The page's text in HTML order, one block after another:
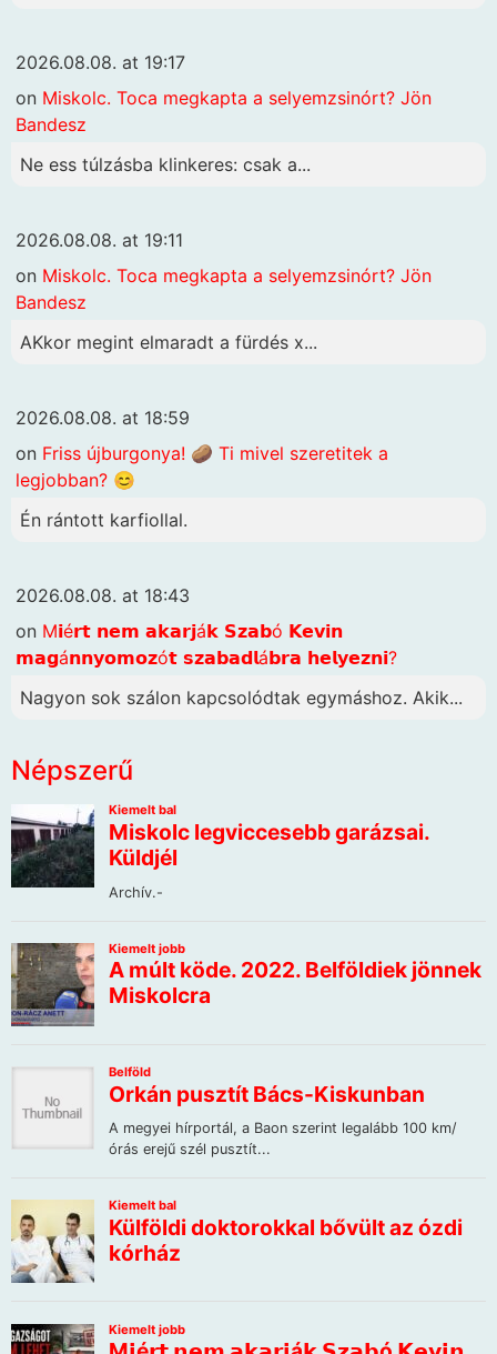
2026.08.08. at 19:17
on Miskolc. Toca megkapta a selyemzsinórt? Jön
Bandesz
Ne ess túlzásba klinkeres: csak a...
2026.08.08. at 19:11
on Miskolc. Toca megkapta a selyemzsinórt? Jön
Bandesz
AKkor megint elmaradt a fürdés x...
2026.08.08. at 18:59
on Friss újburgonya! 🥔 Ti mivel szeretitek a
legjobban? 😊
Én rántott karfiollal.
2026.08.08. at 18:43
on M𝗶é𝗿𝘁 𝗻𝗲𝗺 𝗮𝗸𝗮𝗿𝗷á𝗸 𝗦𝘇𝗮𝗯ó 𝗞𝗲𝘃𝗶𝗻
𝗺𝗮𝗴á𝗻𝗻𝘆𝗼𝗺𝗼𝘇ó𝘁 𝘀𝘇𝗮𝗯𝗮𝗱𝗹á𝗯𝗿𝗮 𝗵𝗲𝗹𝘆𝗲𝘇𝗻𝗶?
Nagyon sok szálon kapcsolódtak egymáshoz. Akik...
Népszerű